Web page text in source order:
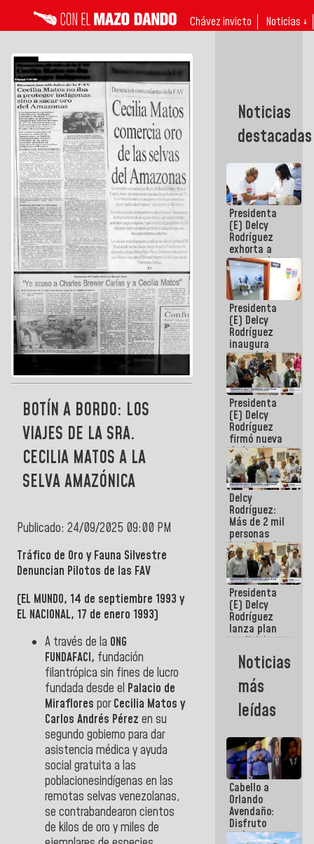
Chávez invicto Noticias ↓
BOTÍN A BORDO: LOS
VIAJES DE LA SRA.
CECILIA MATOS A LA
SELVA AMAZÓNICA
Publicado: 24/09/2025 09:00 PM
Tráfico de Oro y Fauna Silvestre
Denuncian Pilotos de las FAV
(EL MUNDO, 14 de septiembre 1993 y
EL NACIONAL, 17 de enero 1993)
A través de la ONG
FUNDAFACI, fundación
filantrópica sin fines de lucro
fundada desde el Palacio de
Miraflores por Cecilia Matos y
Carlos Andrés Pérez en su
segundo gobierno para dar
asistencia médica y ayuda
social gratuita a las
poblacionesindígenas en las
remotas selvas venezolanas,
se contrabandearon cientos
de kilos de oro y miles de
Noticias
destacadas
Presidenta
(E) Delcy
Rodríguez
exhorta a
gobernadores
y alcaldes a
edificar
casas para
abuelos
Presidenta
(E) Delcy
Rodríguez
inaugura
casa de los
Abuelos
Primavera
en Caracas
Presidenta
(E) Delcy
Rodríguez
firmó nueva
de Ley de
Arrendamiento
aprobada
por la AN
Delcy
Rodríguez:
Más de 2 mil
personas
beneficiadas
con planes
para
atención de
emergencia
sísmica en
la última
semana
Presidenta
(E) Delcy
Rodríguez
lanza plan
crediticio
con subsidio
a Juntas de
Condominio
Noticias
más
leídas
Cabello a
Orlando
Avendaño:
Disfruto
cada vez